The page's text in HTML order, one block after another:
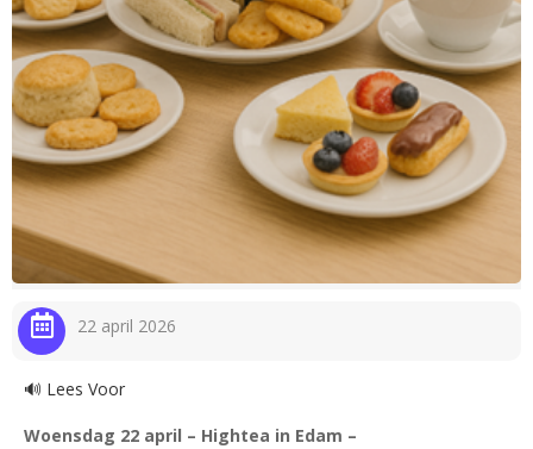
22 april 2026
🔊 Lees Voor
Woensdag 22 april – Hightea in Edam –